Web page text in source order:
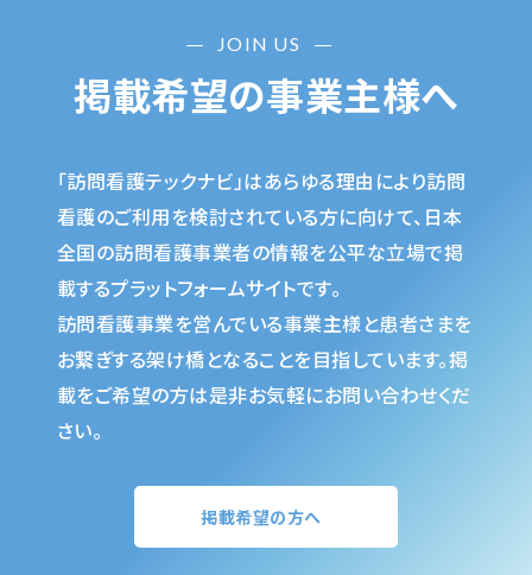
JOIN US
掲載希望の事業主様へ
「訪問看護テックナビ」はあらゆる理由により訪問
看護のご利用を検討されている方に向けて、日本
全国の訪問看護事業者の情報を公平な立場で掲
載するプラットフォームサイトです。
訪問看護事業を営んでいる事業主様と患者さまを
お繋ぎする架け橋となることを目指しています。掲
載をご希望の方は是非お気軽にお問い合わせくだ
さい。
掲載希望の方へ